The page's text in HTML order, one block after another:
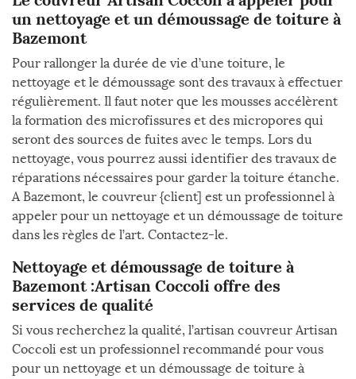
un nettoyage et un démoussage de toiture à
Bazemont
Pour rallonger la durée de vie d’une toiture, le
nettoyage et le démoussage sont des travaux à effectuer
régulièrement. Il faut noter que les mousses accélèrent
la formation des microfissures et des micropores qui
seront des sources de fuites avec le temps. Lors du
nettoyage, vous pourrez aussi identifier des travaux de
réparations nécessaires pour garder la toiture étanche.
A Bazemont, le couvreur {client] est un professionnel à
appeler pour un nettoyage et un démoussage de toiture
dans les règles de l’art. Contactez-le.
Nettoyage et démoussage de toiture à
Bazemont :Artisan Coccoli offre des
services de qualité
Si vous recherchez la qualité, l’artisan couvreur Artisan
Coccoli est un professionnel recommandé pour vous
pour un nettoyage et un démoussage de toiture à